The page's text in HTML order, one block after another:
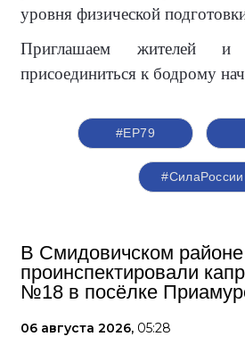
уровня физической
Приглашаем жителей и
присоединиться к бодрому
#ЕР79
#СилаРоссии
В Смидовичском районе
проинспектировали
№18 в посёлке
06 августа 2026, 05:28